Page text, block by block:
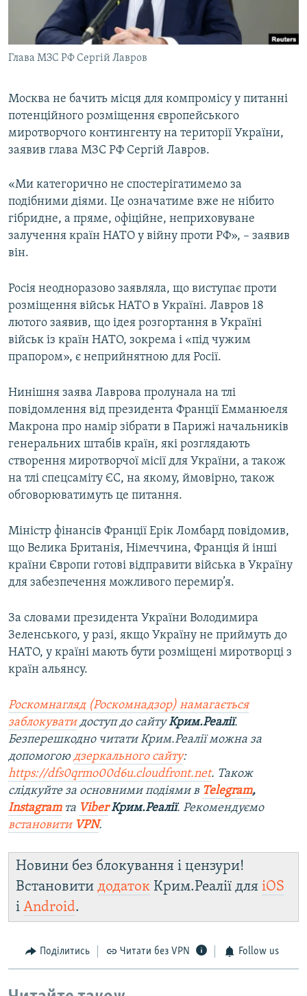
ВІДЕОУРОКИ «ELIFBE»
СВІДЧЕННЯ ОКУПАЦІЇ
УКРАЇНСЬКА ПРОБЛЕМА КРИМУ
Русский
Qırımtatar
Усі сайти RFE/RL
Глава МЗС РФ Сергій Лавров
Москва не бачить місця для компромісу у питанні
потенційного розміщення європейського
миротворчого контингенту на території України,
заявив глава МЗС РФ Сергій Лавров.
«Ми категорично не спостерігатимемо за
подібними діями. Це означатиме вже не нібито
гібридне, а пряме, офіційне, неприховуване
залучення країн НАТО у війну проти РФ», – заявив
він.
Росія неодноразово заявляла, що виступає проти
розміщення військ НАТО в Україні. Лавров 18
лютого заявив, що ідея розгортання в Україні
військ із країн НАТО, зокрема і «під чужим
прапором», є неприйнятною для Росії.
Нинішня заява Лаврова пролунала на тлі
повідомлення від президента Франції Емманюеля
Макрона про намір зібрати в Парижі начальників
генеральних штабів країн, які розглядають
створення миротворчої місії для України, а також
на тлі спецсаміту ЄС, на якому, ймовірно, також
обговорюватимуть це питання.
Міністр фінансів Франції Ерік Ломбард повідомив,
що Велика Британія, Німеччина, Франція й інші
країни Європи готові відправити війська в Україну
для забезпечення можливого перемир’я.
За словами президента України Володимира
Зеленського, у разі, якщо Україну не приймуть до
НАТО, у країні мають бути розміщені миротворці з
країн альянсу.
Роскомнагляд (Роскомнадзор) намагається
заблокуватидоступ до сайтуКрим.Реалії.
Безперешкодно читати Крим.Реалії можна за
допомогою дзеркального сайту:
https://dfs0qrmo00d6u.cloudfront.net. Також
слідкуйте за основними подіями в Telegram,
Instagramта ViberКрим.Реалії. Рекомендуємо
встановити VPN.
Новини без блокування і цензури!
Встановити додаток Крим.Реалії для iOS
і Android.
Поділитись Читати без VPN Follow us